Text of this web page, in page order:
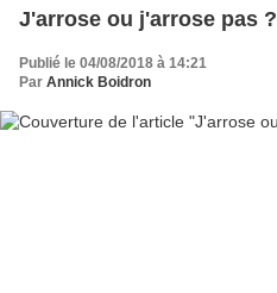
J'arrose ou j'arrose pas ?
Publié le 04/08/2018 à 14:21
Par Annick Boidron